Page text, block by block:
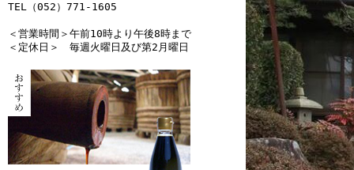
TEL（052）771-1605
＜営業時間＞午前10時より午後8時まで
＜定休日＞ 毎週火曜日及び第2月曜日